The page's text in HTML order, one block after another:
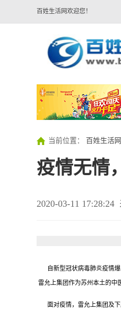
百姓生活网欢迎您！
当前位置： 百姓生活
疫情无情
2020-03-11 17:28:24
自新型冠状病毒肺炎疫情爆
雷允上集团作为苏州本土的中
面对疫情，雷允上集团及下